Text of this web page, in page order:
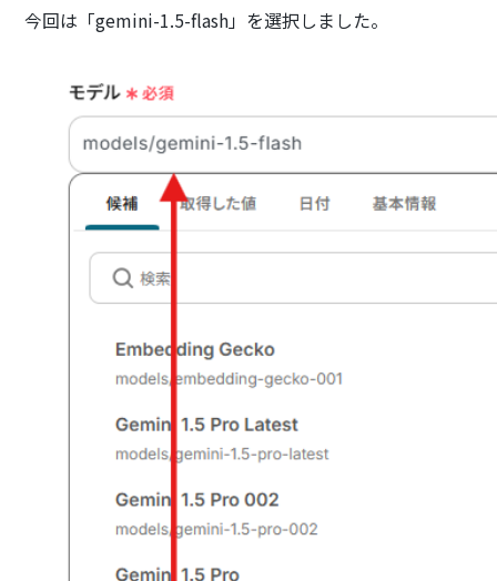
今回は「gemini-1.5-flash」を選択しました。